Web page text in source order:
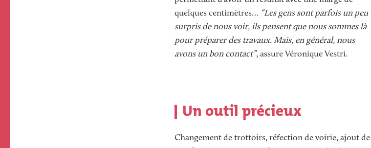
quelques centimètres… “Les gens sont parfois un peu
surpris de nous voir, ils pensent que nous sommes là
pour préparer des travaux. Mais, en général, nous
avons un bon contact”, assure Véronique Vestri.
Un outil précieux
Changement de trottoirs, réfection de voirie, ajout